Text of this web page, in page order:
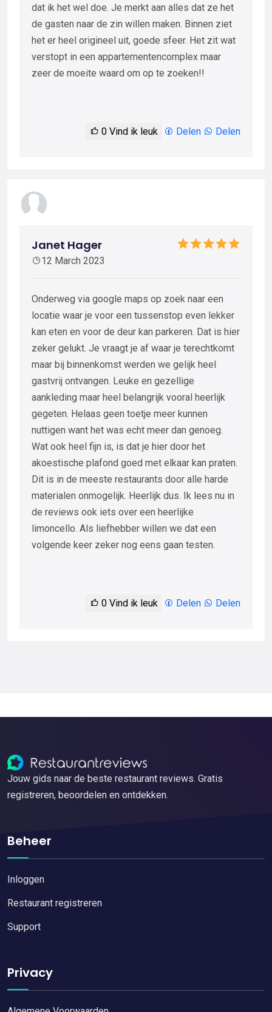
dat ik het wel doe. Je merkt aan alles dat ze het
de gasten naar de zin willen maken. Binnen ziet
het er heel origineel uit, goede sfeer. Het zit wat
verstopt in een appartementencomplex maar
zeer de moeite waard om op te zoeken!!
0 Vind ik leuk Delen Delen
Janet Hager
12 March 2023
Onderweg via google maps op zoek naar een
locatie waar je voor een tussenstop even lekker
kan eten en voor de deur kan parkeren. Dat is hier
zeker gelukt. Je vraagt je af waar je terechtkomt
maar bij binnenkomst werden we gelijk heel
gastvrij ontvangen. Leuke en gezellige
aankleding maar heel belangrijk vooral heerlijk
gegeten. Helaas geen toetje meer kunnen
nuttigen want het was echt meer dan genoeg.
Wat ook heel fijn is, is dat je hier door het
akoestische plafond goed met elkaar kan praten.
Dit is in de meeste restaurants door alle harde
materialen onmogelijk. Heerlijk dus. Ik lees nu in
de reviews ook iets over een heerlijke
limoncello. Als liefhebber willen we dat een
volgende keer zeker nog eens gaan testen.
0 Vind ik leuk Delen Delen
Jouw gids naar de beste restaurant reviews. Gratis
registreren, beoordelen en ontdekken.
Beheer
Inloggen
Restaurant registreren
Support
Privacy